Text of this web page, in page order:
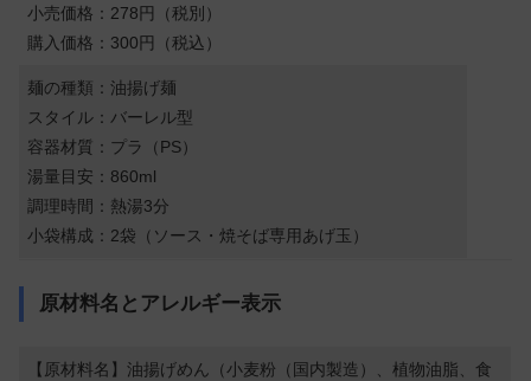
小売価格：278円（税別）
購入価格：300円（税込）
麺の種類：油揚げ麺
スタイル：バーレル型
容器材質：プラ（PS）
湯量目安：860ml
調理時間：熱湯3分
小袋構成：2袋（ソース・焼そば専用あげ玉）
原材料名とアレルギー表示
【原材料名】油揚げめん（小麦粉（国内製造）、植物油脂、食